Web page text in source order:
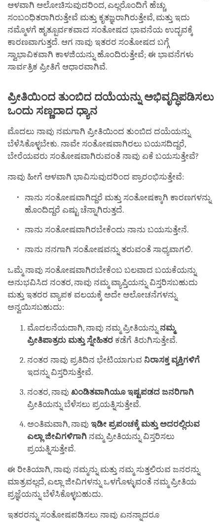
ಆಳವಾಗಿ ಆಲೋಚಿಸುವುದರಿಂದ, ಎಲ್ಲರೊಂದಿಗೆ ಹೆಚ್ಚು
ಸಂಬಂಧಿತರಾಗಿರುತ್ತೇವೆ ಮತ್ತು ಕೃತಜ್ಞರಾಗಿರುತ್ತೇವೆ, ಮತ್ತು ಇದು
ನಮ್ಮೊಳಗೆ ಹೃತ್ಪೂರ್ವಕವಾದ ಸಂತೋಷದ ಭಾವನೆಯ ಉದ್ಭವಕ್ಕೆ
ಕಾರಣವಾಗುತ್ತದೆ. ಆಗ ನಾವು ಇತರರ ಸಂತೋಷದ ಬಗ್ಗೆ
ಸ್ವಾಭಾವಿಕವಾಗಿ ಕಾಳಜಿಯನ್ನು ಹೊಂದಿರುತ್ತೇವೆ; ಈ ಭಾವನೆಗಳು
ಸಾರ್ವತ್ರಿಕ ಪ್ರೀತಿಗೆ ಆಧಾರವಾಗಿವೆ.
ಪ್ರೀತಿಯಿಂದ ತುಂಬಿದ ದಯೆಯನ್ನು ಅಭಿವೃದ್ಧಿಪಡಿಸಲು
ಒಂದು ಸಣ್ಣದಾದ ಧ್ಯಾನ
ಮೊದಲು ನಾವು ನಮಗಾಗಿ ಪ್ರೀತಿಯಿಂದ ತುಂಬಿದ ದಯೆಯನ್ನು
ಬೆಳೆಸಿಕೊಳ್ಳಬೇಕು. ನಾವೇ ಸಂತೋಷವಾಗಿರಲು ಬಯಸದಿದ್ದರೆ,
ಬೇರೆಯವರು ಸಂತೋಷವಾಗಿರುವಂತೆ ನಾವು ಏಕೆ ಬಯಸುತ್ತೇವೆ?
ನಾವು ಹೀಗೆ ಆಳವಾಗಿ ಭಾವಿಸುವುದರಿಂದ ಪ್ರಾರಂಭಿಸುತ್ತೇವೆ:
ನಾನು ಸಂತೋಷವಾಗಿದ್ದರೆ ಮತ್ತು ಸಂತೋಷಕ್ಕಾಗಿ ಕಾರಣಗಳನ್ನು
ಹೊಂದಿದ್ದರೆ ಎಷ್ಟು ಚೆನ್ನಾಗಿರುತ್ತದೆ.
ನಾನು ಸಂತೋಷವಾಗಿರಬೇಕೆಂದು ನಾನು ಬಯಸುತ್ತೇನೆ.
ನಾನು ನನಗಾಗಿ ಸಂತೋಷವನ್ನು ತರುವಂತೆ ಸಾಧ್ಯವಾಗಲಿ.
ಒಮ್ಮೆ ನಾವು ಸಂತೋಷವಾಗಿರಬೇಕೆಂಬ ಬಲವಾದ ಬಯಕೆಯನ್ನು
ಅನುಭವಿಸಿದ ನಂತರ, ನಾವು ನಮ್ಮ ವ್ಯಾಪ್ತಿಯನ್ನು ವಿಸ್ತರಿಸಬಹುದು
ಮತ್ತು ಇತರರ ವ್ಯಾಪಕ ವಲಯಕ್ಕೆ ಅದೇ ಆಲೋಚನೆಗಳನ್ನು
ಅನ್ವಯಿಸಬಹುದು:
ಮೊದಲನೆಯದಾಗಿ, ನಾವು ನಮ್ಮ ಪ್ರೀತಿಯನ್ನು ನಮ್ಮ
ಪ್ರೀತಿಪಾತ್ರರು ಮತ್ತು ಸ್ನೇಹಿತರ ಕಡೆಗೆ ತಿರುಗಿಸುತ್ತೇವೆ.
ನಂತರ ನಾವು ಪ್ರತಿದಿನ ಭೇಟಿಯಾಗುವ ನಿರಾಸಕ್ತ ವ್ಯಕ್ತಿಗಳಿಗೆ
ಇದನ್ನು ವಿಸ್ತರಿಸುತ್ತೇವೆ.
ನಂತರ, ನಾವುಖಂಡಿತವಾಗಿಯೂ ಇಷ್ಟಪಡದ ಜನರಿಗಾಗಿ
ಪ್ರೀತಿಯನ್ನು ಬೆಳೆಸಲು ಪ್ರಯತ್ನಿಸುತ್ತೇವೆ.
ಅಂತಿಮವಾಗಿ, ನಾವುಇಡೀ ಪ್ರಪಂಚಕ್ಕೆ ಮತ್ತು ಅದರಲ್ಲಿರುವ
ಎಲ್ಲಾ ಜೀವಿಗಳಿಗಾಗಿ ನಮ್ಮ ಪ್ರೀತಿಯನ್ನು ವಿಸ್ತರಿಸಲು
ಪ್ರಯತ್ನಿಸುತ್ತೇವೆ.
ಈ ರೀತಿಯಾಗಿ, ನಾವು ನಮ್ಮನ್ನು ಮತ್ತು ನಮ್ಮ ಸುತ್ತಲಿರುವ ಜನರನ್ನು
ಮಾತ್ರವಲ್ಲದೆ, ಎಲ್ಲಾ ಜೀವಿಗಳನ್ನು ಒಳಗೊಳ್ಳುವಂತೆ ನಮ್ಮ ಪ್ರೀತಿಯ
ಪ್ರಜ್ಞೆಯನ್ನು ಬೆಳೆಸಿಕೊಳ್ಳಬಹುದು.
ಇತರರನ್ನು ಸಂತೋಷಪಡಿಸಲು ನಾವು ಏನನ್ನಾದರೂ